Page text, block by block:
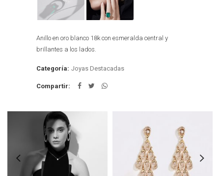
Anillo en oro blanco 18k con esmeralda central y
brillantes a los lados.
Categoría: Joyas Destacadas
Compartir